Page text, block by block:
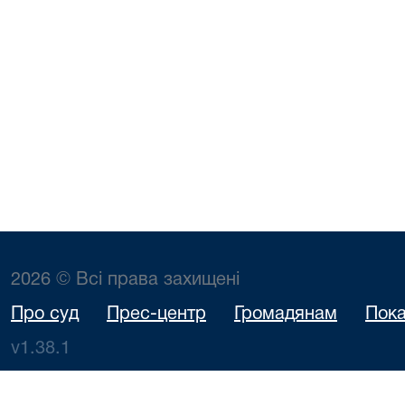
2026 © Всі права захищені
Про суд Прес-центр Громадянам
v1.38.1